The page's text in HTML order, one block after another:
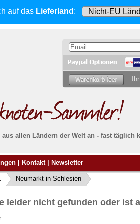
auf das Lieferland :
allen Ländern der Welt an - fast täglich
auch ins Ausland, werden
Sie habenkein Risiko
verloren geht oder beschädigt
sowohl in puncto
in der Qualität unserer
Ihrer
Kontakt Newsletter
Neumarkt in Schlesien
leider nicht gefunden oder ist